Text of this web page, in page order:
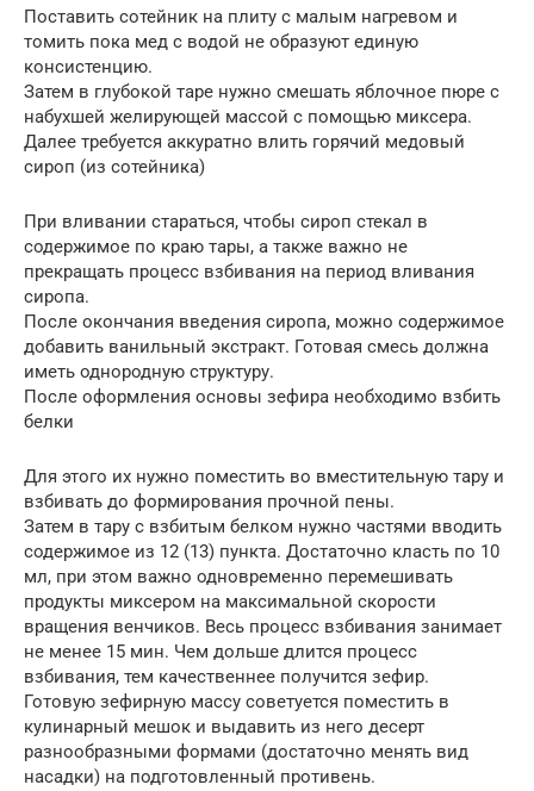
Поставить сотейник на плиту с малым нагревом и
томить пока мед с водой не образуют единую
консистенцию.
Затем в глубокой таре нужно смешать яблочное пюре с
набухшей желирующей массой с помощью миксера.
Далее требуется аккуратно влить горячий медовый
сироп (из сотейника)
При вливании стараться, чтобы сироп стекал в
содержимое по краю тары, а также важно не
прекращать процесс взбивания на период вливания
сиропа.
После окончания введения сиропа, можно содержимое
добавить ванильный экстракт. Готовая смесь должна
иметь однородную структуру.
После оформления основы зефира необходимо взбить
белки
Для этого их нужно поместить во вместительную тару и
взбивать до формирования прочной пены.
Затем в тару с взбитым белком нужно частями вводить
содержимое из 12 (13) пункта. Достаточно класть по 10
мл, при этом важно одновременно перемешивать
продукты миксером на максимальной скорости
вращения венчиков. Весь процесс взбивания занимает
не менее 15 мин. Чем дольше длится процесс
взбивания, тем качественнее получится зефир.
Готовую зефирную массу советуется поместить в
кулинарный мешок и выдавить из него десерт
разнообразными формами (достаточно менять вид
насадки) на подготовленный противень.